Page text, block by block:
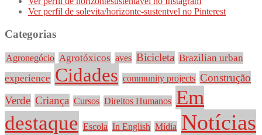
Ver perfil de solevita/horizonte-sustentvel no Pinterest
Categorias
Agronegócio Agrotóxicos aves Bicicleta Brazilian urban
experience Cidades community projects Construção
Verde Criança Cursos Direitos Humanos Em
destaque Escola In English Mídia Notícias